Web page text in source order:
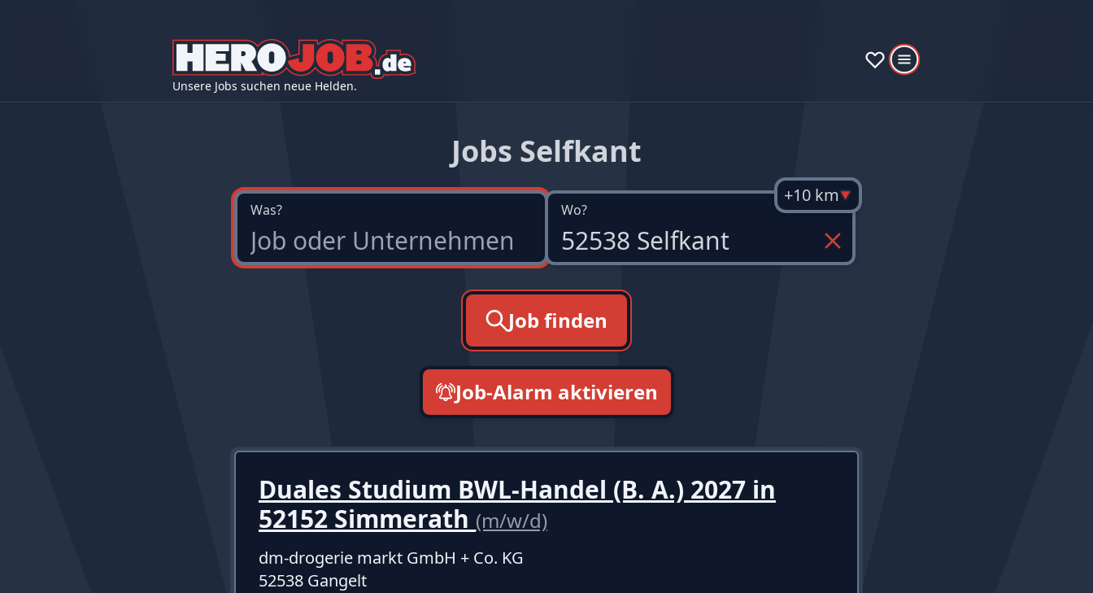
Unsere Jobs suchen neue Helden.
Jobs Selfkant
Was? Wo?
+10 km
Job finden
Job-Alarm aktivieren
Duales Studium BWL-Handel (B. A.) 2027 in
52152 Simmerath (m/w/d)
dm-drogerie markt GmbH + Co. KG
52538 Gangelt